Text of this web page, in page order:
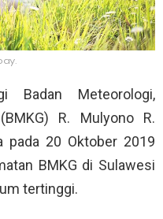
Badan Meteorologi,
R. Mulyono R.
pada 20 Oktober 2019
BMKG di Sulawesi
tertinggi.